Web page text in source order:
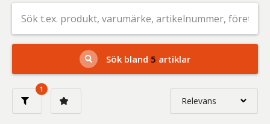
Sök
efter
livsmedel
på
t.ex.
produkt,
varumärke,
artikelnummer,
Sök bland 5 artiklar
1
Relevans